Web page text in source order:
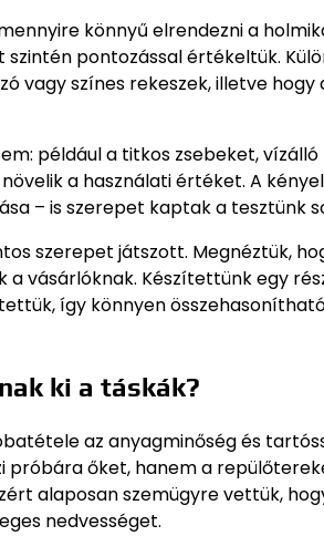
könnyű elrendezni a
pontozással értékeltük.
vagy színes rekeszek, illetve
például a titkos zsebeket,
a használati értéket. A
– is szerepet kaptak a tesztünk
szerepet játszott. Megnéztük,
vásárlóknak. Készítettünk egy
így könnyen
ki a táskák?
az anyagminőség és
őket, hanem a
alaposan szemügyre vettük,
nedvességet.